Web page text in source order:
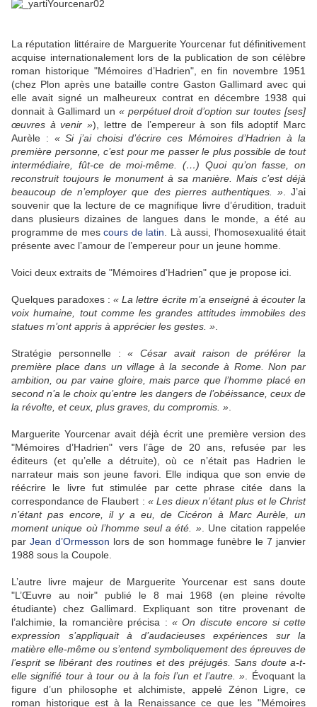
La réputation littéraire de Marguerite Yourcenar fut définitivement
acquise internationalement lors de la publication de son célèbre
roman historique "Mémoires d’Hadrien", en fin novembre 1951
(chez Plon après une bataille contre Gaston Gallimard avec qui
elle avait signé un malheureux contrat en décembre 1938 qui
donnait à Gallimard un « perpétuel droit d’option sur toutes [ses]
œuvres à venir »), lettre de l’empereur à son fils adoptif Marc
Aurèle : « Si j’ai choisi d’écrire ces Mémoires d’Hadrien à la
première personne, c’est pour me passer le plus possible de tout
intermédiaire, fût-ce de moi-même. (…) Quoi qu’on fasse, on
reconstruit toujours le monument à sa manière. Mais c’est déjà
beaucoup de n’employer que des pierres authentiques. ». J’ai
souvenir que la lecture de ce magnifique livre d’érudition, traduit
dans plusieurs dizaines de langues dans le monde, a été au
programme de mescours de latin . Là aussi, l’homosexualité était
présente avec l’amour de l’empereur pour un jeune homme.
Voici deux extraits de "Mémoires d’Hadrien" que je propose ici.
Quelques paradoxes :« La lettre écrite m’a enseigné à écouter la
voix humaine, tout comme les grandes attitudes immobiles des
statues m’ont appris à apprécier les gestes. »
Stratégie personnelle :« César avait raison de préférer la
première place dans un village à la seconde à Rome. Non par
ambition, ou par vaine gloire, mais parce que l’homme placé en
second n’a le choix qu’entre les dangers de l’obéissance, ceux de
la révolte, et ceux, plus graves, du compromis. »
Marguerite Yourcenar avait déjà écrit une première version des
"Mémoires d’Hadrien" vers l’âge de 20 ans, refusée par les
éditeurs (et qu’elle a détruite), où ce n’était pas Hadrien le
narrateur mais son jeune favori. Elle indiqua que son envie de
réécrire le livre fut stimulée par cette phrase citée dans la
correspondance de Flaubert : « Les dieux n’étant plus et le Christ
n’étant pas encore, il y a eu, de Cicéron à Marc Aurèle, un
moment unique où l’homme seul a été. ». Une citation rappelée
parJean d’Ormesson lors de son hommage funèbre le 7 janvier
1988 sous la Coupole.
L’autre livre majeur de Marguerite Yourcenar est sans doute
"L’Œuvre au noir" publié le 8 mai 1968 (en pleine révolte
étudiante) chez Gallimard. Expliquant son titre provenant de
l’alchimie, la romancière précisa : « On discute encore si cette
expression s’appliquait à d’audacieuses expériences sur la
matière elle-même ou s’entend symboliquement des épreuves de
l’esprit se libérant des routines et des préjugés. Sans doute a-t-
elle signifié tour à tour ou à la fois l’un et l’autre. » . Évoquant la
figure d’un philosophe et alchimiste, appelé Zénon Ligre, ce
roman historique est à la Renaissance ce que les "Mémoires